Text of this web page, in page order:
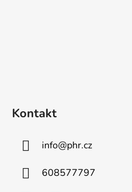
Kontakt
info@phr.cz
608577797